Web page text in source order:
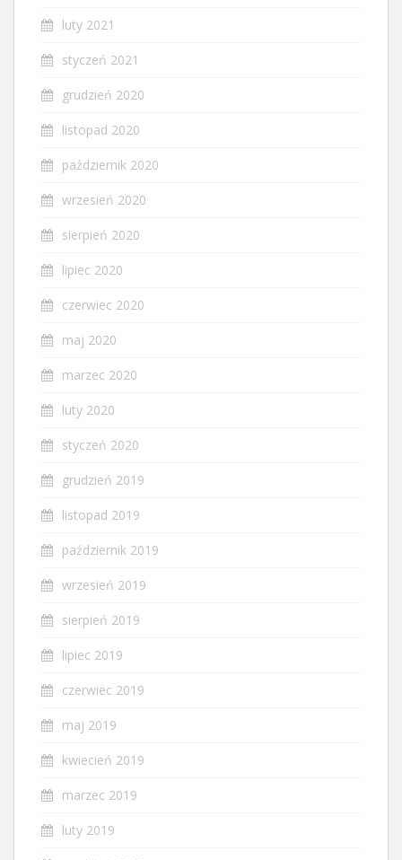
luty 2021
styczeń 2021
grudzień 2020
listopad 2020
październik 2020
wrzesień 2020
sierpień 2020
lipiec 2020
czerwiec 2020
maj 2020
marzec 2020
luty 2020
styczeń 2020
grudzień 2019
listopad 2019
październik 2019
wrzesień 2019
sierpień 2019
lipiec 2019
czerwiec 2019
maj 2019
kwiecień 2019
marzec 2019
luty 2019